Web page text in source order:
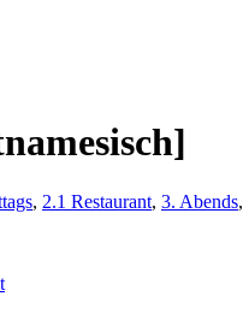
, 2.1 Restaurant, 3. Abends,